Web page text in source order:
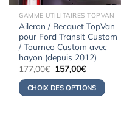
GAMME UTILITAIRES TOPVAN
Aileron / Becquet TopVan
pour Ford Transit Custom
/ Tourneo Custom avec
hayon (depuis 2012)
177,00€ Le
prix
initial
était :
177,00€.
157,00€Le
actuel
est :
157,00€.
CHOIX DES OPTIONS